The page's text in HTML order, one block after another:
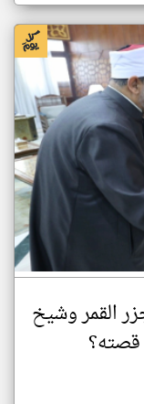
القمر وشيخ
قصته؟